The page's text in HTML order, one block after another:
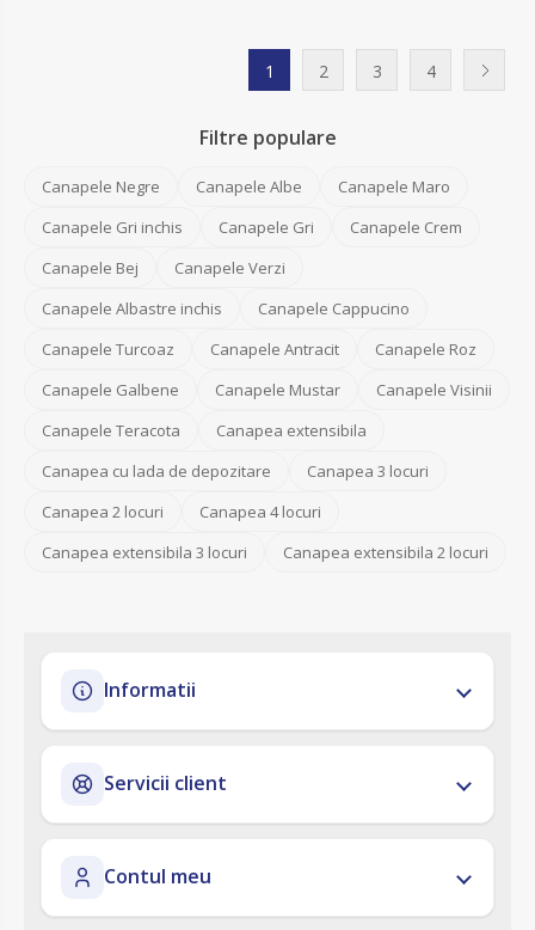
1 2 3 4
Filtre populare
Canapele Negre Canapele Albe
Canapele Maro
Canapele Gri inchis
Canapele Gri
Canapele Crem
Canapele Bej
Canapele Verzi
Canapele Albastre inchis
Canapele Cappucino
Canapele Turcoaz
Canapele Antracit
Canapele Roz
Canapele Galbene
Canapele Mustar
Canapele Visinii
Canapele Teracota
Canapea extensibila
Canapea cu lada de depozitare
Canapea 3 locuri
Canapea 2 locuri
Canapea 4 locuri
Canapea extensibila 3 locuri
Canapea extensibila 2 locuri
Informatii
Servicii client
Contul meu